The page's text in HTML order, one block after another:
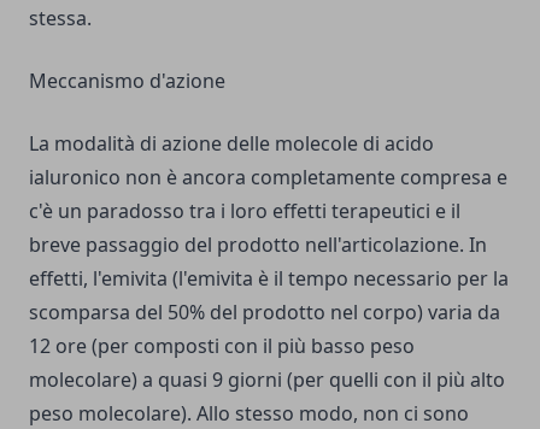
stessa.
Meccanismo d'azione
La modalità di azione delle molecole di acido
ialuronico non è ancora completamente compresa e
c'è un paradosso tra i loro effetti terapeutici e il
breve passaggio del prodotto nell'articolazione. In
effetti, l'emivita (l'emivita è il tempo necessario per la
scomparsa del 50% del prodotto nel corpo) varia da
12 ore (per composti con il più basso peso
molecolare) a quasi 9 giorni (per quelli con il più alto
peso molecolare). Allo stesso modo, non ci sono